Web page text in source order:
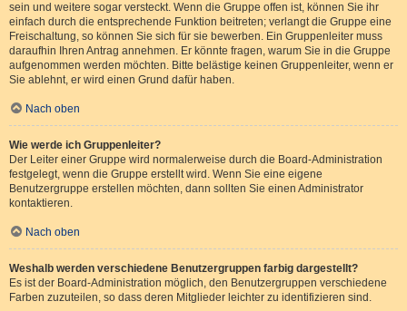
sein und weitere sogar versteckt. Wenn die Gruppe offen ist, können Sie ihr
einfach durch die entsprechende Funktion beitreten; verlangt die Gruppe eine
Freischaltung, so können Sie sich für sie bewerben. Ein Gruppenleiter muss
daraufhin Ihren Antrag annehmen. Er könnte fragen, warum Sie in die Gruppe
aufgenommen werden möchten. Bitte belästige keinen Gruppenleiter, wenn er
Sie ablehnt, er wird einen Grund dafür haben.
Nach oben
Wie werde ich Gruppenleiter?
Der Leiter einer Gruppe wird normalerweise durch die Board-Administration
festgelegt, wenn die Gruppe erstellt wird. Wenn Sie eine eigene
Benutzergruppe erstellen möchten, dann sollten Sie einen Administrator
kontaktieren.
Nach oben
Weshalb werden verschiedene Benutzergruppen farbig dargestellt?
Es ist der Board-Administration möglich, den Benutzergruppen verschiedene
Farben zuzuteilen, so dass deren Mitglieder leichter zu identifizieren sind.